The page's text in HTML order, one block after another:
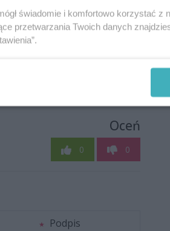
Oceń
0 0
Podpis
świadomie i komfortowo korzystać z
przetwarzania Twoich danych